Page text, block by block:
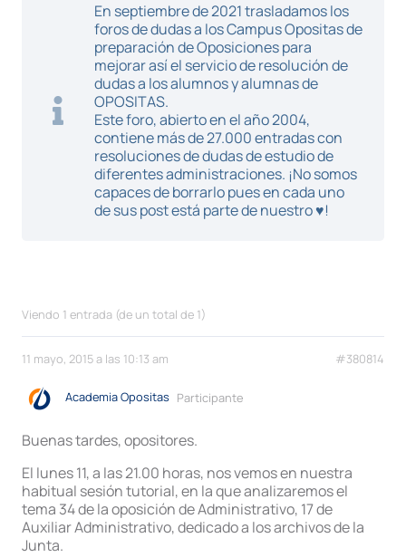
En septiembre de 2021 trasladamos los
foros de dudas a los Campus Opositas de
preparación de Oposiciones para
mejorar así el servicio de resolución de
dudas a los alumnos y alumnas de
OPOSITAS.
Este foro, abierto en el año 2004,
contiene más de 27.000 entradas con
resoluciones de dudas de estudio de
diferentes administraciones. ¡No somos
capaces de borrarlo pues en cada uno
de sus post está parte de nuestro ♥!
Viendo 1 entrada (de un total de 1)
11 mayo, 2015 a las 10:13 am #380814
Academia Opositas Participante
Buenas tardes, opositores.
El lunes 11, a las 21.00 horas, nos vemos en nuestra
habitual sesión tutorial, en la que analizaremos el
tema 34 de la oposición de Administrativo, 17 de
Auxiliar Administrativo, dedicado a los archivos de la
Junta.